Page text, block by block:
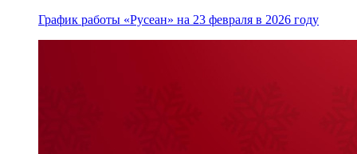
График работы «Русеан» на 23 февраля в 2026 году